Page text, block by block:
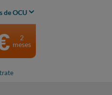
de OCU
2
meses